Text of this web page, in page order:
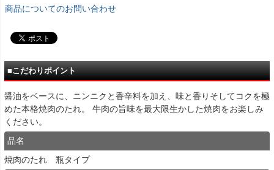
商品についてのお問い合わせ
■こだわりポイント
醤油をベースに、ニンニクと香辛料を加え、味と香りそしてコクを極
めた本格焼肉のたれ。 牛肉の旨味を最大限生かした焼肉をお楽しみ
ください。
品名
焼肉のたれ 瓶タイプ